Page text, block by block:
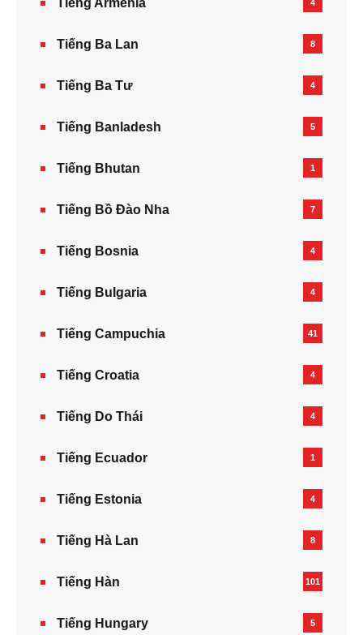
4
Tiếng Ba Lan 8
Tiếng Ba Tư 4
Tiếng Banladesh 5
Tiếng Bhutan 1
Tiếng Bồ Đào Nha 7
Tiếng Bosnia 4
Tiếng Bulgaria 4
Tiếng Campuchia 41
Tiếng Croatia 4
Tiếng Do Thái 4
Tiếng Ecuador 1
Tiếng Estonia 4
Tiếng Hà Lan 8
Tiếng Hàn 101
Tiếng Hungary 5